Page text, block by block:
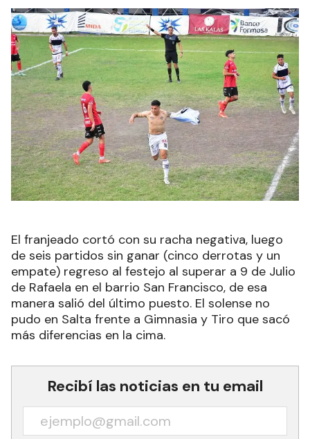
El franjeado cortó con su racha negativa, luego
de seis partidos sin ganar (cinco derrotas y un
empate) regreso al festejo al superar a 9 de Julio
de Rafaela en el barrio San Francisco, de esa
manera salió del último puesto. El solense no
pudo en Salta frente a Gimnasia y Tiro que sacó
más diferencias en la cima.
Recibí las noticias en tu email